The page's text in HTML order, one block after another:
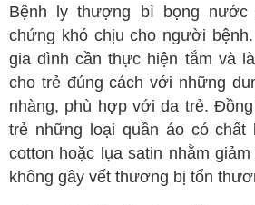
Bệnh ly thượng bì bọng nước
chứng khó chịu cho người
gia đình cần thực hiện tắm và
cho trẻ đúng cách với những
nhàng, phù hợp với da trẻ.
trẻ những loại quần áo có chất
cotton hoặc lụa satin nhằm
không gây vết thương bị tổn